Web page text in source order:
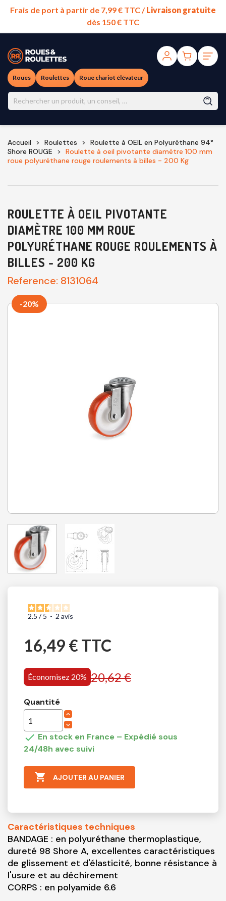
Frais de port à partir de 7,99 € TTC /Livraison gratuite
dès 150 € TTC
Roues Roulettes Roue chariot élévateur
Accueil Roulettes
Roulette à OEIL en Polyuréthane 94°
Shore ROUGE
Roulette à oeil pivotante diamètre 100 mm
roue polyuréthane rouge roulements à billes - 200 Kg
ROULETTE À OEIL PIVOTANTE
DIAMÈTRE 100 MM ROUE
POLYURÉTHANE ROUGE ROULEMENTS À
BILLES - 200 KG
Reference: 8131064
-20%
2.5 / 5 - 2 avis
16,49 € TTC
Économisez 20% 20,62 €
Quantité
 En stock en France – Expédié sous
24/48h avec suivi
 AJOUTER AU PANIER
Caractéristiques techniques
BANDAGE : en polyuréthane thermoplastique,
dureté 98 Shore A, excellentes caractéristiques
de glissement et d'élasticité, bonne résistance à
l'usure et au déchirement
CORPS : en polyamide 6.6